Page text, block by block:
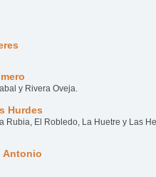
y Rivera Oveja.
Hurdes
Rubia, El Robledo, La Huetre y Las
Antonio